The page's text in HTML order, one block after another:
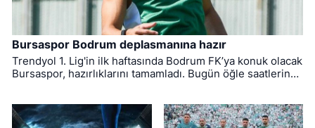
Bursaspor Bodrum deplasmanına hazır
Trendyol 1. Lig'in ilk haftasında Bodrum FK’ya konuk olacak
Bursaspor, hazırlıklarını tamamladı. Bugün öğle saatlerinde